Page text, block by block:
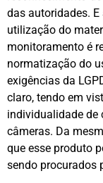
das autoridades.
utilização do
monitoramento é
normatização do
exigências da
claro, tendo em
individualidade de
câmeras. Da
que esse produto
sendo procurados